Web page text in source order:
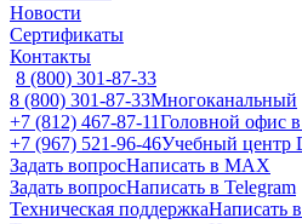
Новости
Сертификаты
Контакты
8 (800) 301-87-33
8 (800) 301-87-33Многоканальный
+7 (812) 467-87-11Головной офис
+7 (967) 521-96-46Учебный центр
Задать вопросНаписать в MAX
Задать вопросНаписать в Telegram
Техническая поддержкаНаписать